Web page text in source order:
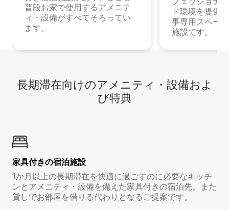
普段お家で使用するアメニテ
ィ・設備がすべてそろってい
ます。
ド環境を提供
事専用スペー
施設です。
長期滞在向け⁠のア⁠メ⁠ニ⁠テ⁠ィ⁠・設⁠備⁠およ
び特⁠典
家具付き⁠の宿⁠泊⁠施⁠設
1か月以上の長期滞在を快適に過ごすのに必要なキッチ
ンとアメニティ・設備を備えた家具付きの宿泊先。また
貸しでお部屋を借りる代わりとなるご提案です。